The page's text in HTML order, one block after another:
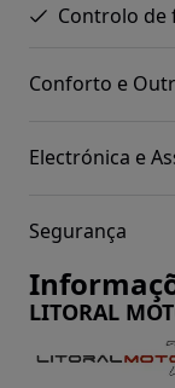
Controlo de
Conforto e
Electrónica e
Segurança
LITORAL